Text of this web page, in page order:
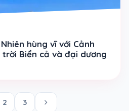
hùng vĩ với Cảnh
Biển cả và đại dương
2 3 chevron_right